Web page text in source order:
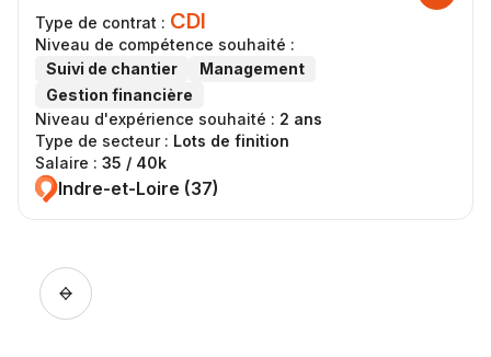
Type de contrat : CDI
Niveau de compétence souhaité :
Suivi de chantier
Management
Gestion financière
Niveau d'expérience souhaité : 2 ans
Type de secteur : Lots de finition
Salaire : 35 / 40k
Indre-et-Loire (37)